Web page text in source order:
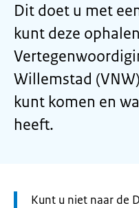
Dit doet u met
kunt deze
Willemstad
kunt komen en
heeft.
Let
Kunt u niet naar de